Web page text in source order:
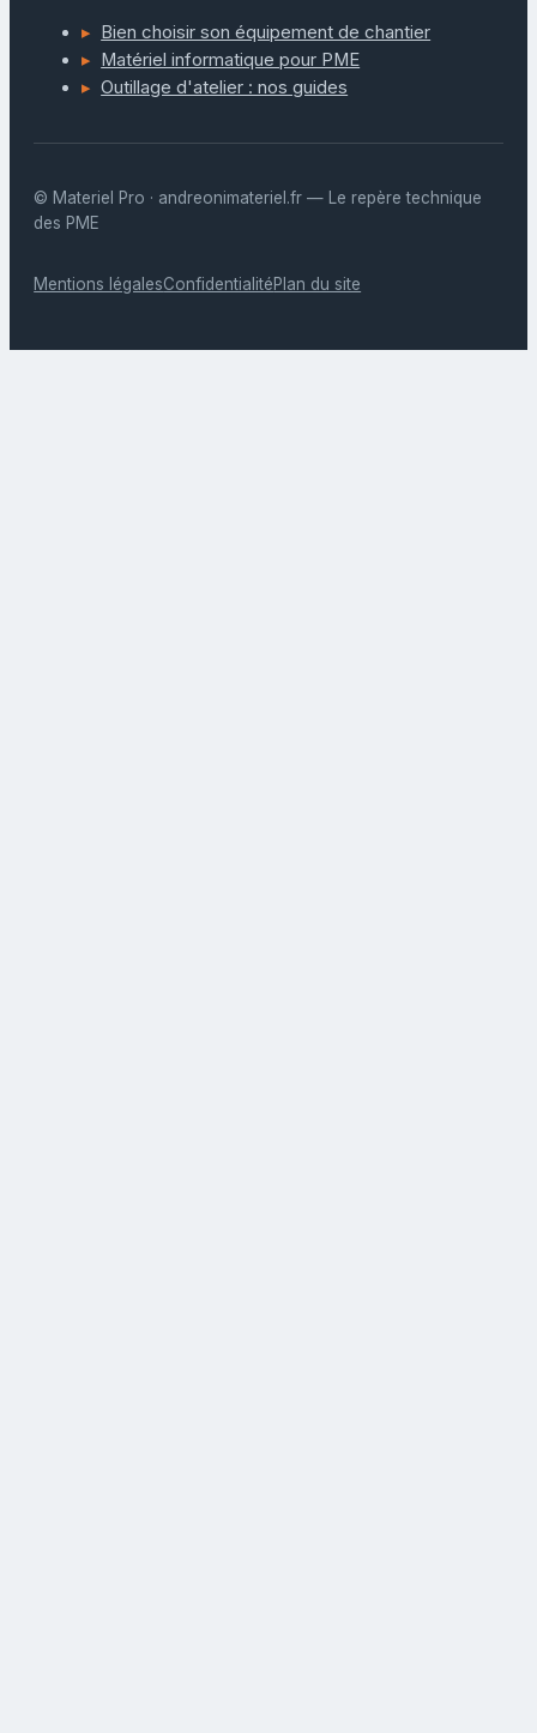
Bien choisir son équipement de chantier
Matériel informatique pour PME
Outillage d'atelier : nos guides
© Materiel Pro · andreonimateriel.fr — Le repère technique
des PME
Mentions légalesConfidentialitéPlan du site